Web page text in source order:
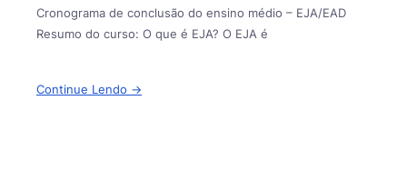
Cronograma de conclusão do ensino médio – EJA/EAD
Resumo do curso: O que é EJA? O EJA é
Continue Lendo →